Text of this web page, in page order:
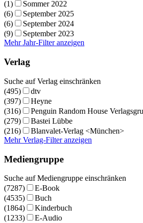
(1)
Sommer 2022
(6)
September 2025
(6)
September 2024
(9)
September 2023
Mehr Jahr-Filter anzeigen
Verlag
Suche auf Verlag einschränken
(495)
dtv
(397)
Heyne
(316)
Penguin Random House
(279)
Bastei Lübbe
(216)
Blanvalet-Verlag <München>
Mehr Verlag-Filter anzeigen
Mediengruppe
Suche auf Mediengruppe einschränken
(7287)
E-Book
(4535)
Buch
(1864)
Kinderbuch
(1233)
E-Audio